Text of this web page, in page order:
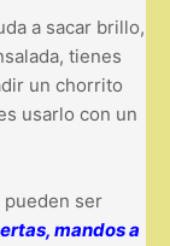
a sacar brillo,
tienes
un chorrito
usarlo con un
pueden ser
mandos a